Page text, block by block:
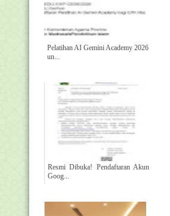
Pelatihan AI Gemini Academy 2026
un...
Resmi Dibuka! Pendaftaran Akun
Goog...